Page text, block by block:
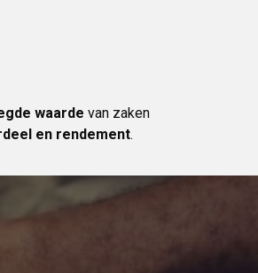
waarde van zaken
en rendement.